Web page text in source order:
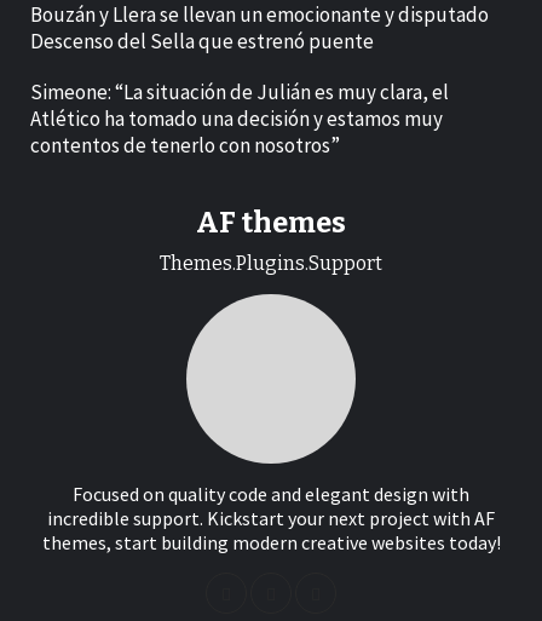
Bouzán y Llera se llevan un emocionante y disputado
Descenso del Sella que estrenó puente
Simeone: “La situación de Julián es muy clara, el
Atlético ha tomado una decisión y estamos muy
contentos de tenerlo con nosotros”
AF themes
Themes.Plugins.Support
Focused on quality code and elegant design with
incredible support. Kickstart your next project with AF
themes, start building modern creative websites today!